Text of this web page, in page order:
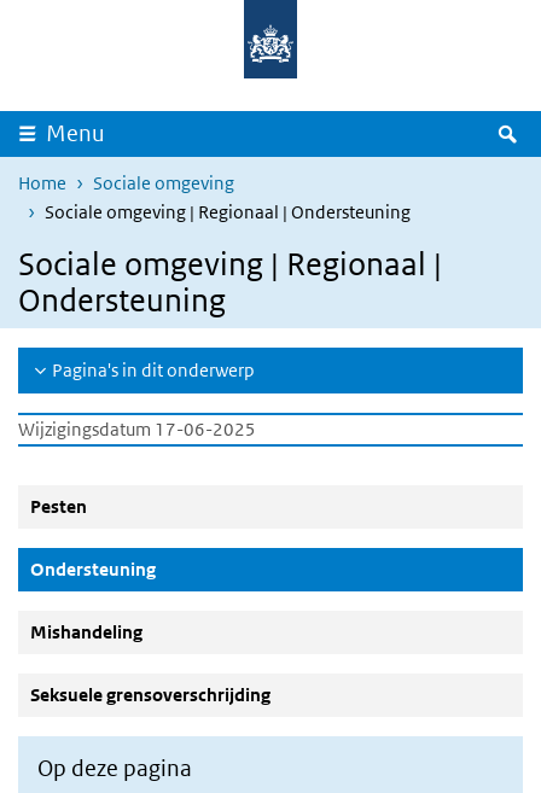
Overslaan en naar de inhoud gaan
Menu
Home
Sociale omgeving
Sociale omgeving | Regionaal | Ondersteuning
Sociale omgeving | Regionaal |
Ondersteuning
Pagina's in dit onderwerp
Wijzigingsdatum 17-06-2025
Pesten
Ondersteuning(Actieve knop)
Mishandeling
Seksuele grensoverschrijding
Op deze pagina